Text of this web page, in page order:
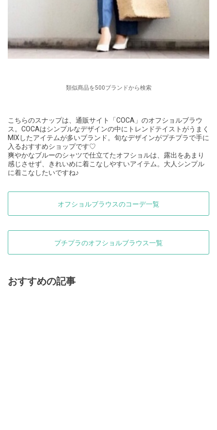
類似商品を500ブランドから検索
こちらのスナップは、通販サイト「COCA」のオフショルブラウ
ス。COCAはシンプルなデザインの中にトレンドテイストがうまく
MIXしたアイテムが多いブランド。旬なデザインがプチプラで手に
入るおすすめショップです♡
爽やかなブルーのシャツで仕立てたオフショルは、露出をあまり
感じさせず、きれいめに着こなしやすいアイテム。大人シンプル
に着こなしたいですね♪
オフショルブラウスのコーデ一覧
プチプラのオフショルブラウス一覧
おすすめの記事